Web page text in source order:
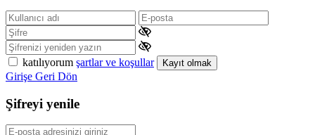
katılıyorum şartlar ve koşullar Kayıt olmak
Girişe Geri Dön
Şifreyi yenile